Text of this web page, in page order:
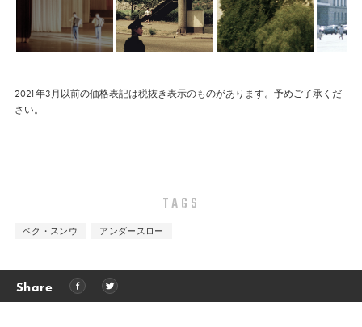
2021年3月以前の価格表記は税抜き表示のものがあります。予めご了承くだ
さい。
TAGS
ベク・スンウ アンダースロー
Share